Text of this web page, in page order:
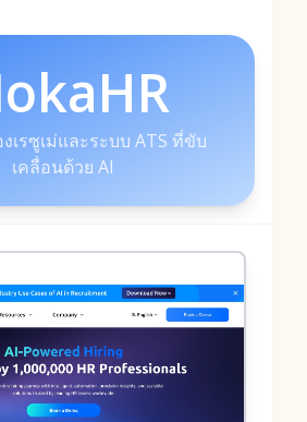
เรซูเม่และระบบ ATS ที่ขับ
เคลื่อนด้วย AI